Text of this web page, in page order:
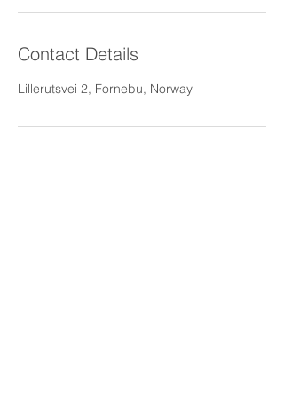
Contact Details
Lillerutsvei 2, Fornebu, Norway